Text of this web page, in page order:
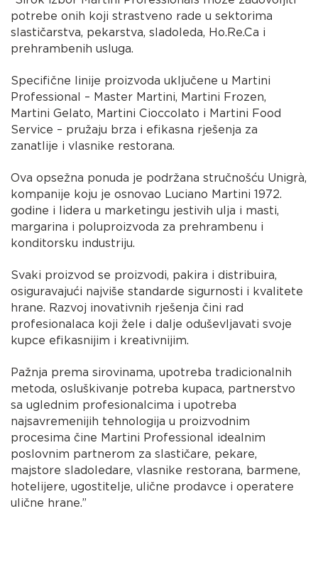
potrebe onih koji strastveno rade u sektorima
slastičarstva, pekarstva, sladoleda, Ho.Re.Ca i
prehrambenih usluga.
Specifične linije proizvoda uključene u Martini
Professional – Master Martini, Martini Frozen,
Martini Gelato, Martini Cioccolato i Martini Food
Service – pružaju brza i efikasna rješenja za
zanatlije i vlasnike restorana.
Ova opsežna ponuda je podržana stručnošću Unigrà,
kompanije koju je osnovao Luciano Martini 1972.
godine i lidera u marketingu jestivih ulja i masti,
margarina i poluproizvoda za prehrambenu i
konditorsku industriju.
Svaki proizvod se proizvodi, pakira i distribuira,
osiguravajući najviše standarde sigurnosti i kvalitete
hrane. Razvoj inovativnih rješenja čini rad
profesionalaca koji žele i dalje oduševljavati svoje
kupce efikasnijim i kreativnijim.
Pažnja prema sirovinama, upotreba tradicionalnih
metoda, osluškivanje potreba kupaca, partnerstvo
sa uglednim profesionalcima i upotreba
najsavremenijih tehnologija u proizvodnim
procesima čine Martini Professional idealnim
poslovnim partnerom za slastičare, pekare,
majstore sladoledare, vlasnike restorana, barmene,
hotelijere, ugostitelje, ulične prodavce i operatere
ulične hrane.”